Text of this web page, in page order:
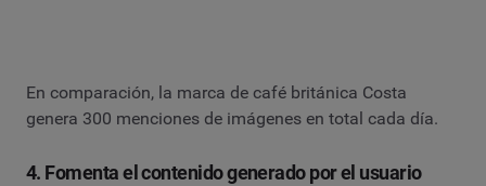
En comparación, la marca de café británica Costa
genera 300 menciones de imágenes en total cada día.
4. Fomenta el contenido generado por el usuario